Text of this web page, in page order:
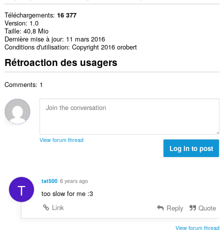
Téléchargements 16 377
Version 1.0
Taille 40,8 Mio
Dernière mise à jour 11 mars 2016
Conditions d'utilisation Copyright 2016 orobert
Rétroaction des usagers
Comments: 1
View forum thread
Log in to post
T tat500 6 years ago
too slow for me :3
Link
Reply Quote
View forum thread